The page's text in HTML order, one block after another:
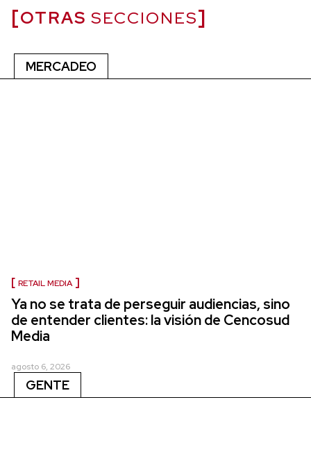
OTRAS SECCIONES
MERCADEO
RETAIL MEDIA
Ya no se trata de perseguir audiencias, sino
de entender clientes: la visión de Cencosud
Media
agosto 6, 2026
GENTE